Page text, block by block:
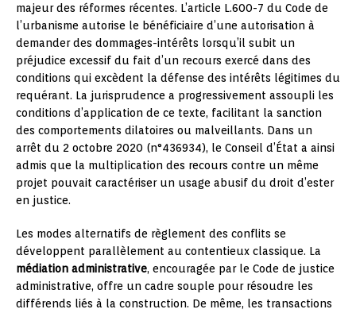
majeur des réformes récentes. L’article L.600-7 du Code de
l’urbanisme autorise le bénéficiaire d’une autorisation à
demander des dommages-intérêts lorsqu’il subit un
préjudice excessif du fait d’un recours exercé dans des
conditions qui excèdent la défense des intérêts légitimes du
requérant. La jurisprudence a progressivement assoupli les
conditions d’application de ce texte, facilitant la sanction
des comportements dilatoires ou malveillants. Dans un
arrêt du 2 octobre 2020 (n°436934), le Conseil d’État a ainsi
admis que la multiplication des recours contre un même
projet pouvait caractériser un usage abusif du droit d’ester
en justice.
Les modes alternatifs de règlement des conflits se
développent parallèlement au contentieux classique. La
médiation administrative, encouragée par le Code de justice
administrative, offre un cadre souple pour résoudre les
différends liés à la construction. De même, les transactions